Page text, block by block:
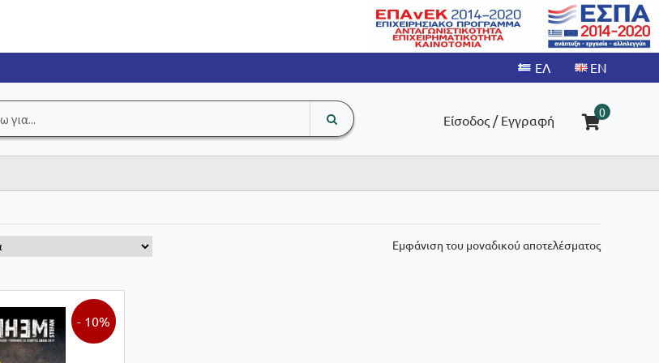
search
input
Είσοδος / Εγγραφή
0
Εμφάνιση του μοναδικού αποτελέσματος
- 10%